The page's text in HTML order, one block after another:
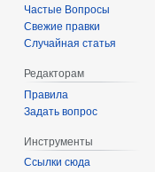
Частые Вопросы
Свежие правки
Случайная статья
Редакторам
Правила
Задать вопрос
Инструменты
Ссылки сюда